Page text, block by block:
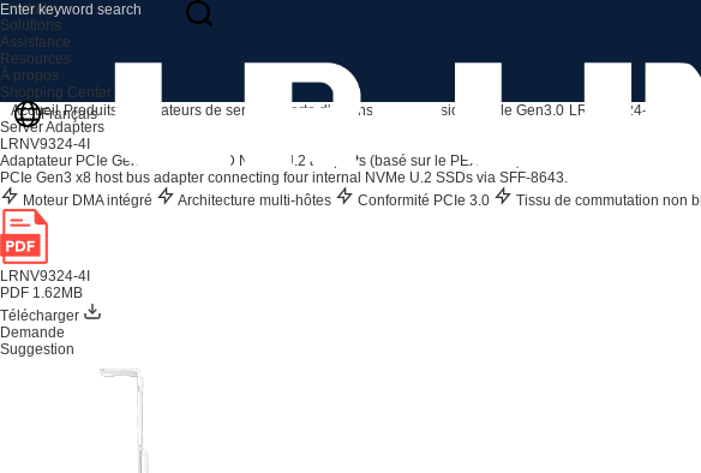
Produits
Solutions
Assistance
Resources
À propos
Shopping Center
Français
Accueil Produits Adaptateurs de serveur Carte d'extension Expansion NVMe Gen3.0 LRNV9324-4I
Server Adapters
LRNV9324-4I
Adaptateur PCIe Gen 3 x8 vers SSD NVMe U.2 à 4 ports (basé sur le PEX 8724)
PCIe Gen3 x8 host bus adapter connecting four internal NVMe U.2 SSDs via SFF-8643.
Moteur DMA intégré
Architecture multi-hôtes Conformité PCIe 3.0 Tissu de commutation non
LRNV9324-4I
PDF 1.62MB
Télécharger
Demande
Suggestion